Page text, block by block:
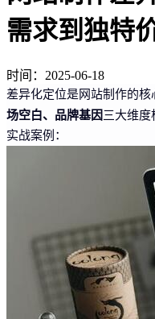
需求到独特
时间：2025-06-18
差异化定位是网站制作的
场空白、品牌基因三大维度
实战案例：